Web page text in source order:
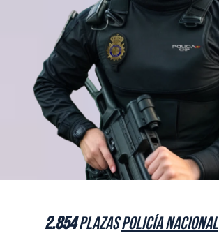
2.854plazasPolicía Nacional